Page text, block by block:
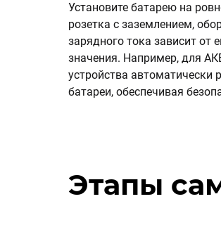
Установите батарею на
розетка с заземлением,
зарядного тока зависит от
значения. Например, для
устройства автоматически
батареи, обеспечивая
Этапы